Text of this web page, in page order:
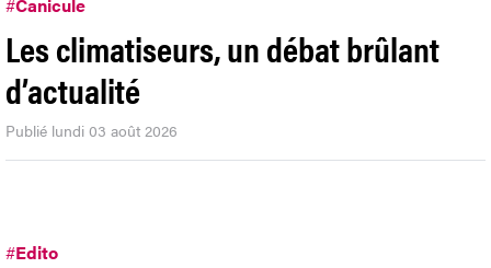
Les climatiseurs, un débat brûlant
d’actualité
Publié lundi 03 août 2026
#Edito